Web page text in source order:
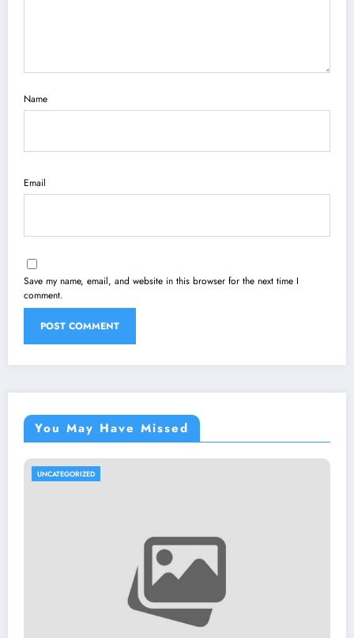
Name
Email
Save my name, email, and website in this browser for the next time I
comment.
You May Have Missed
UNCATEGORIZED